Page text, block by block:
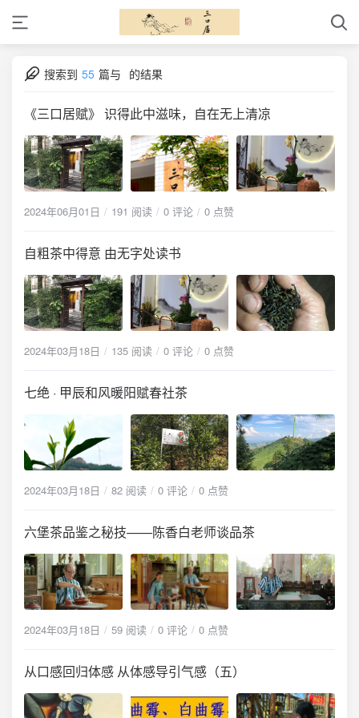
搜索到 55 篇与 的结果
《三口居赋》 识得此中滋味，自在无上清凉
2024年06月01日 191 阅读 0 评论 0 点赞
自粗茶中得意 由无字处读书
2024年03月18日 135 阅读 0 评论 0 点赞
七绝 · 甲辰和风暖阳赋春社茶
2024年03月18日 82 阅读 0 评论 0 点赞
六堡茶品鉴之秘技——陈香白老师谈品茶
2024年03月18日 59 阅读 0 评论 0 点赞
从口感回归体感 从体感导引气感（五）